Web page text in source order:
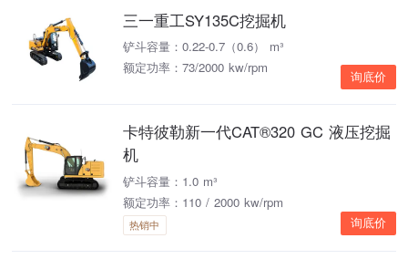
三一重工SY135C挖掘机
铲斗容量：0.22-0.7（0.6） m³
额定功率：73/2000 kw/rpm
询底价
卡特彼勒新一代CAT®320 GC 液压挖掘
机
铲斗容量：1.0 m³
额定功率：110 / 2000 kw/rpm
热销中 询底价